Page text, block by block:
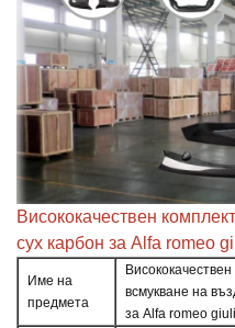
Висококачествен
сух карбон за Alfa romeo
Име на
предмета
всмукване на
за Alfa romeo